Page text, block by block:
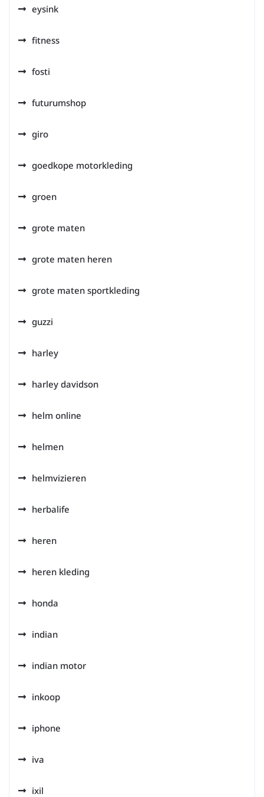
eysink
fitness
fosti
futurumshop
giro
goedkope motorkleding
groen
grote maten
grote maten heren
grote maten sportkleding
guzzi
harley
harley davidson
helm online
helmen
helmvizieren
herbalife
heren
heren kleding
honda
indian
indian motor
inkoop
iphone
iva
ixil